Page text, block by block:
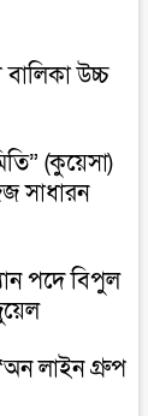
উচ্চ
(কুয়েসা)
সাধারন
পদে বিপুল
লাইন গ্রুপ